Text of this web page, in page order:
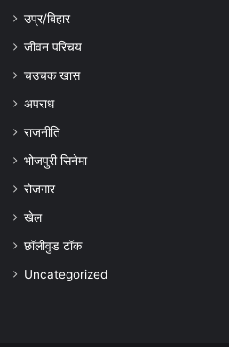
उप्र/बिहार
जीवन परिचय
चउचक खास
अपराध
राजनीति
भोजपुरी सिनेमा
रोजगार
खेल
छॉलीवुड टॉक
Uncategorized